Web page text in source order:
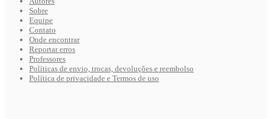
Sobre
Equipe
Contato
Onde encontrar
Reportar erros
Professores
Políticas de envio, trocas, devoluções e reembolso
Política de privacidade e Termos de uso